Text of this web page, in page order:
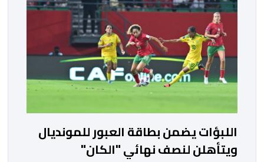
اللبؤات يضمن بطاقة العبور للمونديال
ويتأهلن لنصف نهائي "الكان"